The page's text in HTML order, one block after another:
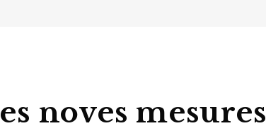
noves mesures